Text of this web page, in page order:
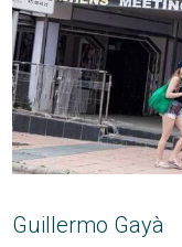
Guillermo Gayà